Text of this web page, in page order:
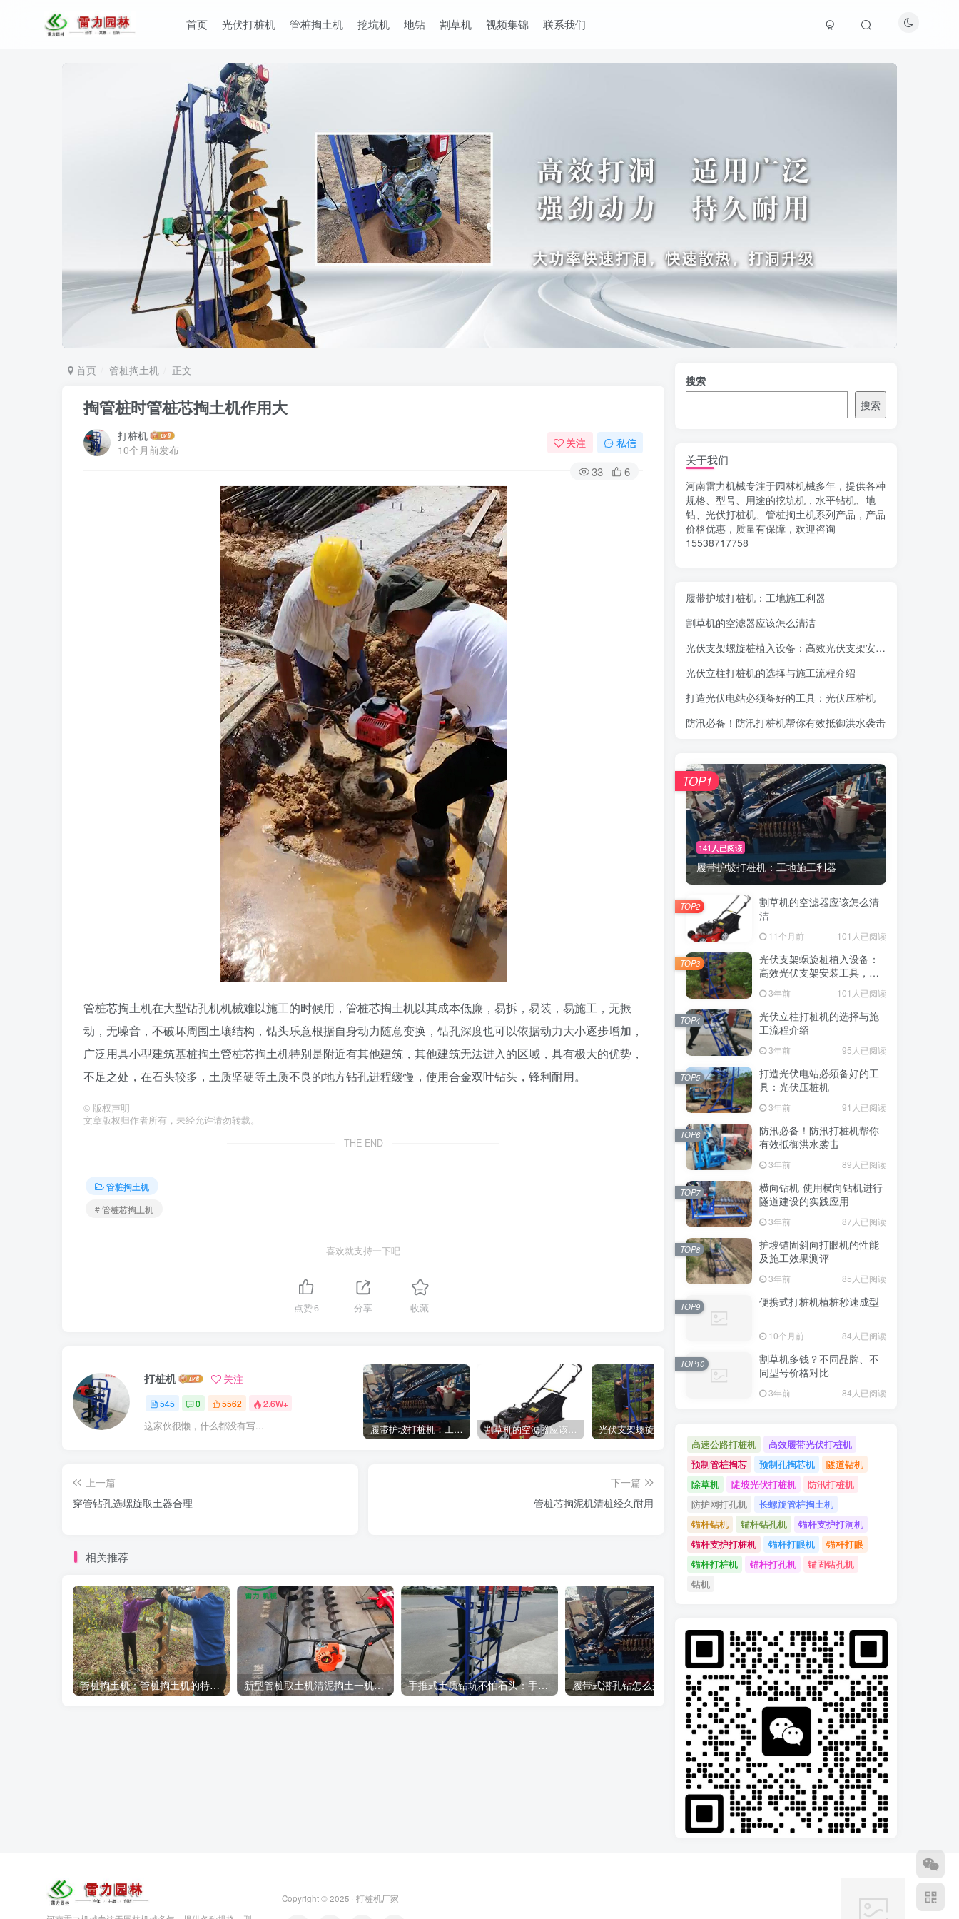
首页 光伏打桩机 管桩掏土机 挖坑机 地钻 割草机 视频集锦 联系我们
首页 管桩掏土机 正文
掏管桩时管桩芯掏土机作用大
打桩机
10个月前发布
关注 私信
33 6
管桩芯掏土机在大型钻孔机机械难以施工的时候用，管桩芯掏土机以其成本低廉，易拆，易装，易施工，无振
动，无噪音，不破坏周围土壤结构，钻头乐意根据自身动力随意变换，钻孔深度也可以依据动力大小逐步增加，
广泛用具小型建筑基桩掏土管桩芯掏土机特别是附近有其他建筑，其他建筑无法进入的区域，具有极大的优势，
不足之处，在石头较多，土质坚硬等土质不良的地方钻孔进程缓慢，使用合金双叶钻头，锋利耐用。
© 版权声明
文章版权归作者所有，未经允许请勿转载。
THE END
管桩掏土机
# 管桩芯掏土机
喜欢就支持一下吧
点赞6 分享 收藏
打桩机 关注
545 0 5562 2.6W+
这家伙很懒，什么都没有写... 履带护坡打桩机：工地施工利器 割草机的空滤器应该怎么清洁
上一篇
穿管钻孔选螺旋取土器合理
下一篇
管桩芯掏泥机清桩经久耐用
相关推荐
管桩掏土机：管桩掏土机的特点及使用技巧 新型管桩取土机清泥掏土一机多用 手推式土质钻坑不怕石头：手推式土质钻坑机器的特点及使用方法 履带式潜孔钻怎么选？这些技巧帮你轻松选购！ 手提式挖坑机的保养方法
搜索
搜索
关于我们
河南雷力机械专注于园林机械多年，提供各种
规格、型号、用途的挖坑机，水平钻机、地
钻、光伏打桩机、管桩掏土机系列产品，产品
价格优惠，质量有保障，欢迎咨询
15538717758
履带护坡打桩机：工地施工利器
割草机的空滤器应该怎么清洁
光伏支架螺旋桩植入设备：高效光伏支架安装工具，螺旋桩植入快速稳固
光伏立柱打桩机的选择与施工流程介绍
打造光伏电站必须备好的工具：光伏压桩机
防汛必备！防汛打桩机帮你有效抵御洪水袭击
141人已阅读
履带护坡打桩机：工地施工利器
TOP1
割草机的空滤器应该怎么清
洁
11个月前 101人已阅读
TOP2
光伏支架螺旋桩植入设备：
高效光伏支架安装工具，螺
3年前 101人已阅读
TOP3
光伏立柱打桩机的选择与施
工流程介绍
3年前 95人已阅读
TOP4
打造光伏电站必须备好的工
具：光伏压桩机
3年前 91人已阅读
TOP5
防汛必备！防汛打桩机帮你
有效抵御洪水袭击
3年前 89人已阅读
TOP6
横向钻机-使用横向钻机进行
隧道建设的实践应用
3年前 87人已阅读
TOP7
护坡锚固斜向打眼机的性能
及施工效果测评
3年前 85人已阅读
TOP8
便携式打桩机植桩秒速成型
10个月前 84人已阅读
TOP9
割草机多钱？不同品牌、不
同型号价格对比
3年前 84人已阅读
TOP10
高速公路打桩机
高效履带光伏打桩机
预制管桩掏芯
预制孔掏芯机
隧道钻机
除草机
陡坡光伏打桩机
防汛打桩机
防护网打孔机
长螺旋管桩掏土机
锚杆钻机
锚杆钻孔机
锚杆支护打洞机
锚杆支护打桩机
锚杆打眼机
锚杆打眼
锚杆打桩机
锚杆打孔机
锚固钻孔机
钻机
Copyright © 2025 · 打桩机厂家